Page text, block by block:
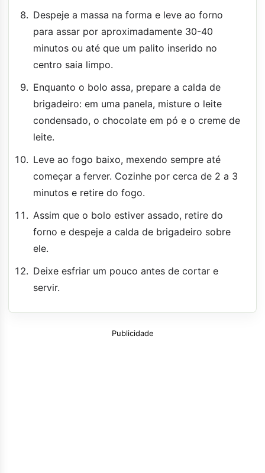
Despeje a massa na forma e leve ao forno
para assar por aproximadamente 30-40
minutos ou até que um palito inserido no
centro saia limpo.
Enquanto o bolo assa, prepare a calda de
brigadeiro: em uma panela, misture o leite
condensado, o chocolate em pó e o creme de
leite.
Leve ao fogo baixo, mexendo sempre até
começar a ferver. Cozinhe por cerca de 2 a 3
minutos e retire do fogo.
Assim que o bolo estiver assado, retire do
forno e despeje a calda de brigadeiro sobre
ele.
Deixe esfriar um pouco antes de cortar e
servir.
Publicidade